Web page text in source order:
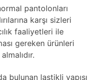
pantolonları
karşı sizleri
faaliyetleri ile
gereken ürünleri
bulunan lastikli yapısı